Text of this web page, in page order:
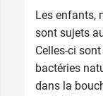
Les enfants,
sont sujets
Celles-ci
bactéries
dans la